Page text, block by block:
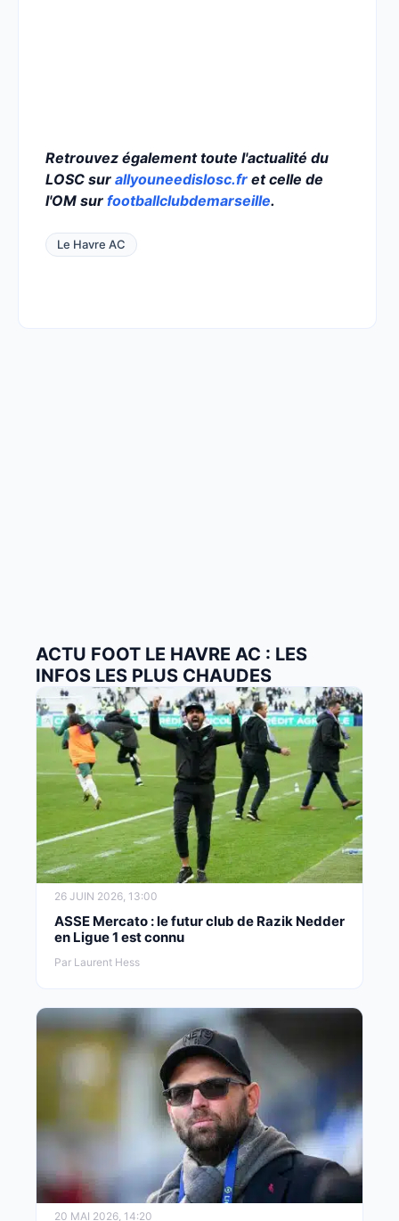
Retrouvez également toute l'actualité du
LOSC sur allyouneedislosc.fr et celle de
l'OM sur footballclubdemarseille.
Le Havre AC
ACTU FOOT LE HAVRE AC : LES
INFOS LES PLUS CHAUDES
26 JUIN 2026, 13:00
ASSE Mercato : le futur club de Razik Nedder
en Ligue 1 est connu
Par Laurent Hess
20 MAI 2026, 14:20